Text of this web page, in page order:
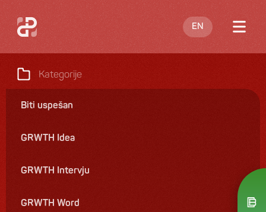
EN
O meni
Nastupi
Knjige
Ponuda
Kontakt
Kategorije
Biti uspešan
GRWTH Idea
GRWTH Intervju
GRWTH Word